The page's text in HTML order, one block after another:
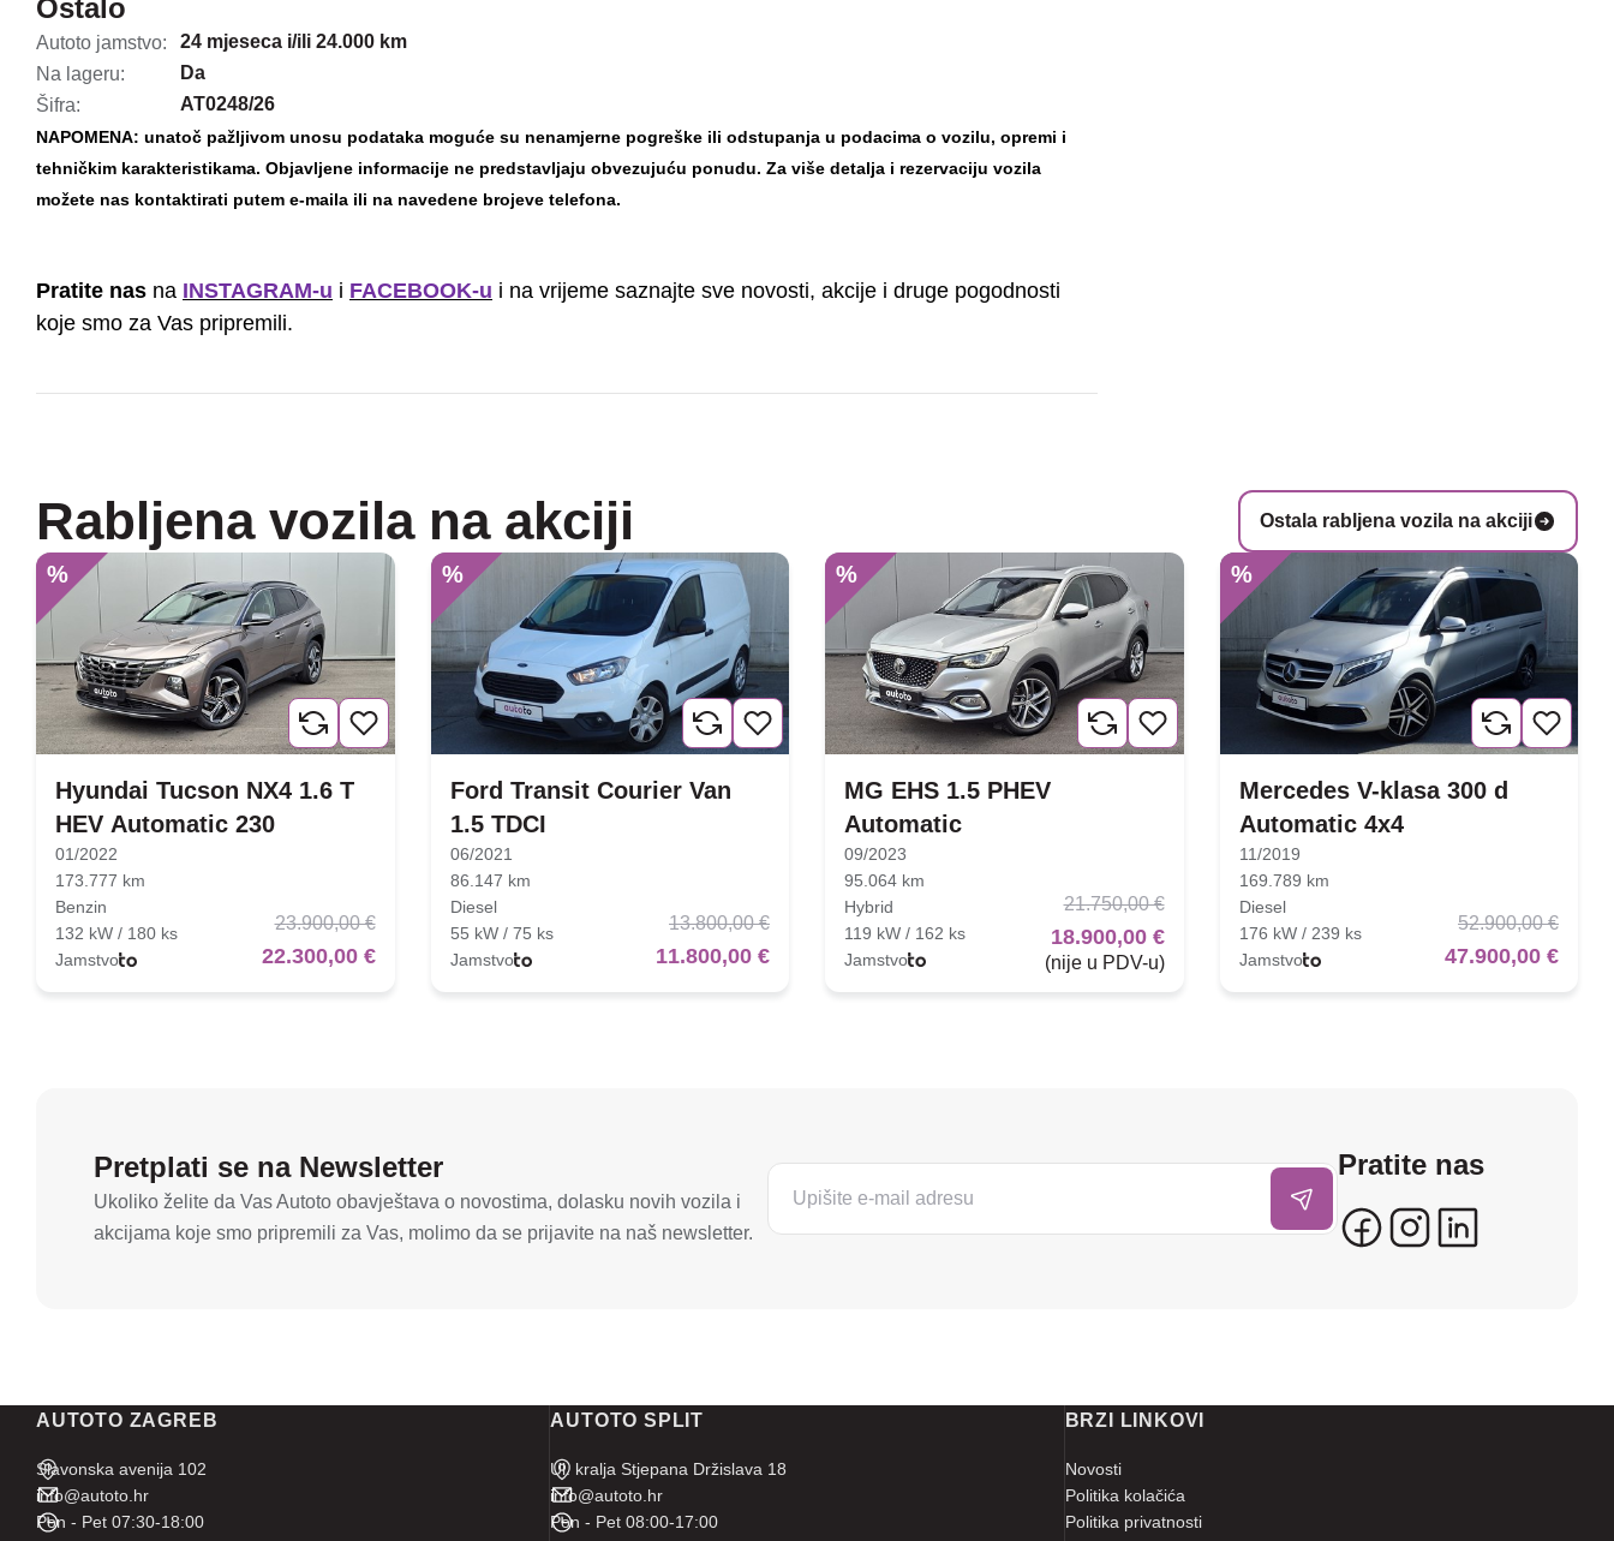
Ostalo
Autoto jamstvo:
24 mjeseca i/ili 24.000 km
Na lageru:
Da
Šifra:
AT0248/26
NAPOMENA: unatoč pažljivom unosu podataka moguće su nenamjerne pogreške ili odstupanja u podacima o vozilu, opremi i
tehničkim karakteristikama. Objavljene informacije ne predstavljaju obvezujuću ponudu. Za više detalja i rezervaciju vozila
možete nas kontaktirati putem e-maila ili na navedene brojeve telefona.
Pratite nas na INSTAGRAM-u i FACEBOOK-u i na vrijeme saznajte sve novosti, akcije i druge pogodnosti
koje smo za Vas pripremili.
Rabljena vozila na akciji Ostala rabljena vozila na akciji
%
Hyundai Tucson NX4 1.6 T
HEV Automatic 230
01/2022
173.777 km
Benzin
132 kW / 180 ks
Jamstvo
23.900,00 €
22.300,00 €
%
Ford Transit Courier Van
1.5 TDCI
06/2021
86.147 km
Diesel
55 kW / 75 ks
Jamstvo
13.800,00 €
11.800,00 €
%
MG EHS 1.5 PHEV
Automatic
09/2023
95.064 km
Hybrid
119 kW / 162 ks
Jamstvo
21.750,00 €
18.900,00 €
(nije u PDV-u)
%
Mercedes V-klasa 300 d
Automatic 4x4
11/2019
169.789 km
Diesel
176 kW / 239 ks
Jamstvo
52.900,00 €
47.900,00 €
Pretplati se na Newsletter
Ukoliko želite da Vas Autoto obavještava o novostima, dolasku novih vozila i
akcijama koje smo pripremili za Vas, molimo da se prijavite na naš newsletter.
Pratite nas
AUTOTO ZAGREB
Slavonska avenija 102
info@autoto.hr
Pon - Pet 07:30-18:00
AUTOTO SPLIT
Ul. kralja Stjepana Držislava 18
info@autoto.hr
Pon - Pet 08:00-17:00
BRZI LINKOVI
Novosti
Politika kolačića
Politika privatnosti